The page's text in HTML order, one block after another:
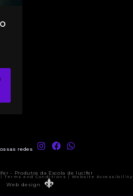
redes
- Produtos da Escola de lucifer
| Terms and Conditions | Website Accessibility
Web design